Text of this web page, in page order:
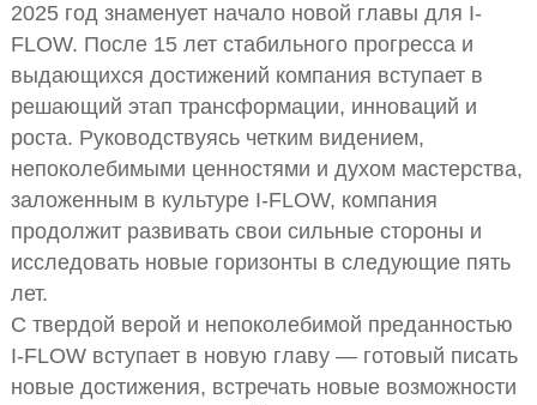
2025 год знаменует начало новой главы для I-
FLOW. После 15 лет стабильного прогресса и
выдающихся достижений компания вступает в
решающий этап трансформации, инноваций и
роста. Руководствуясь четким видением,
непоколебимыми ценностями и духом мастерства,
заложенным в культуре I-FLOW, компания
продолжит развивать свои сильные стороны и
исследовать новые горизонты в следующие пять
лет.
С твердой верой и непоколебимой преданностью
I-FLOW вступает в новую главу — готовый писать
новые достижения, встречать новые возможности